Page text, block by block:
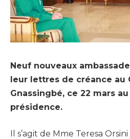
Neuf nouveaux
leur lettres de créance au
Gnassingbé, ce 22 mars
présidence.
Il s’agit de Mme Teresa